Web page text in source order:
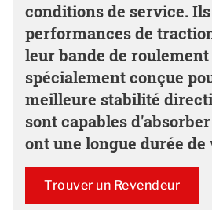
conditions de service.
performances de
leur bande de roulement
spécialement conçue
meilleure stabilité
sont capables
ont une longue durée de
Trouver un Revendeur